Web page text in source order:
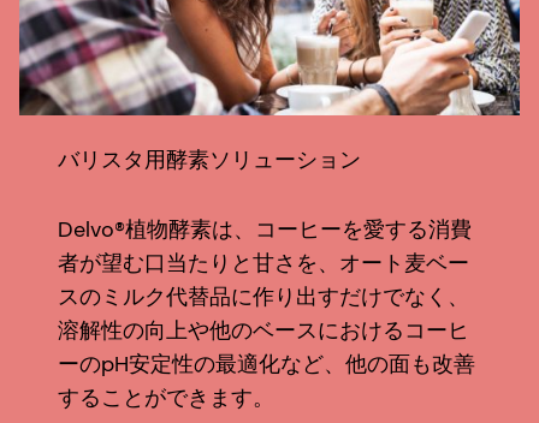
バリスタ用酵素ソリューション
Delvo®植物酵素は、コーヒーを愛する消費
者が望む口当たりと甘さを、オート麦ベー
スのミルク代替品に作り出すだけでなく、
溶解性の向上や他のベースにおけるコーヒ
ーのpH安定性の最適化など、他の面も改善
することができます。